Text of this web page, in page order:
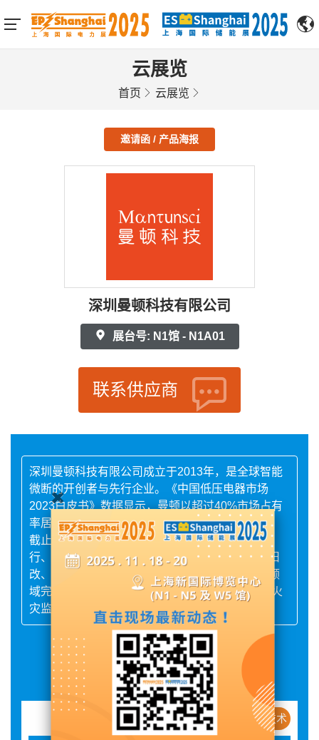
云展览
首页 云展览
邀请函 / 产品海报
深圳曼顿科技有限公司
展台号: N1馆 - N1A01
联系供应商
深圳曼顿科技有限公司成立于2013年，是全球智能
微断的开创者与先行企业。《中国低压电器市场
2023白皮书》数据显示，曼顿以超过40%市场占有
率居行业首位。
截止目前，曼顿智能断路器及顿雾云平台，在银
行、学校、工厂、医院、会展、文物建筑、城市旧
改、公共设施、铁塔、通信，路灯、照明管理等领
域完成了超过8000个项目应用。大幅提升了电气火
灾监管，用电安全，节能管理，远程管控的水平。
展品详情
新产品 / 新技术